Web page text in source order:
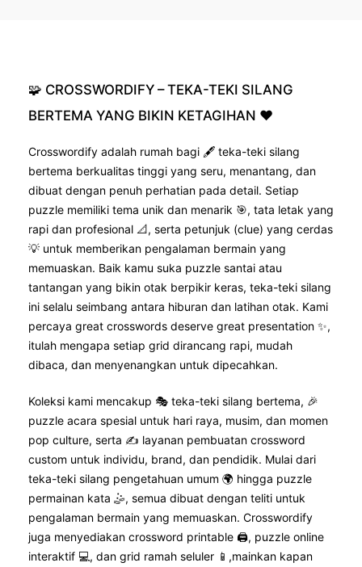
🧩 CROSSWORDIFY – TEKA-TEKI SILANG
BERTEMA YANG BIKIN KETAGIHAN ❤️
Crosswordify adalah rumah bagi 🖋️ teka-teki silang
bertema berkualitas tinggi yang seru, menantang, dan
dibuat dengan penuh perhatian pada detail. Setiap
puzzle memiliki tema unik dan menarik 🎯, tata letak yang
rapi dan profesional 📐, serta petunjuk (clue) yang cerdas
💡 untuk memberikan pengalaman bermain yang
memuaskan. Baik kamu suka puzzle santai atau
tantangan yang bikin otak berpikir keras, teka-teki silang
ini selalu seimbang antara hiburan dan latihan otak. Kami
percaya great crosswords deserve great presentation ✨,
itulah mengapa setiap grid dirancang rapi, mudah
dibaca, dan menyenangkan untuk dipecahkan.
Koleksi kami mencakup 🎭 teka-teki silang bertema, 🎉
puzzle acara spesial untuk hari raya, musim, dan momen
pop culture, serta ✍️ layanan pembuatan crossword
custom untuk individu, brand, dan pendidik. Mulai dari
teka-teki silang pengetahuan umum 🌍 hingga puzzle
permainan kata 🤹, semua dibuat dengan teliti untuk
pengalaman bermain yang memuaskan. Crosswordify
juga menyediakan crossword printable 🖨️, puzzle online
interaktif 💻, dan grid ramah seluler 📱,mainkan kapan